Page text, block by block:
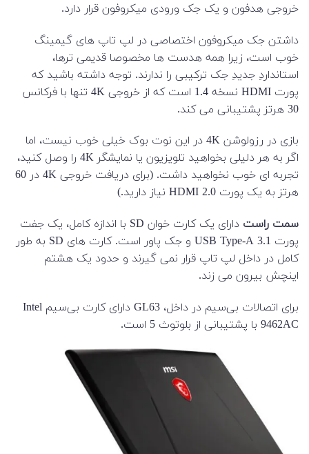
خروجی هدفون و یک جک ورودی میکروفون قرار دارد.
داشتن جک میکروفون اختصاصی در لپ تاپ های گیمینگ
خوب است، زیرا همه هدست ها مخصوصا قدیمی ترها،
استانداردِ جدیدِ جک ترکیبی را ندارند. توجه داشته باشید که
پورت HDMI نسخه 1.4 است که از خروجی 4K تنها با فرکانس
30 هرتز پشتیبانی می کند.
بازی در رزولوشن 4K در این نوت بوک خیلی خوب نیست، اما
اگر به هر دلیلی بخواهید تلویزیون یا نمایشگر 4K را وصل کنید،
تجربه ای خوب نخواهید داشت. (برای دریافت خروجی 4K در 60
هرتز به یک پورت HDMI 2.0 نیاز دارید.)
سمت راست
دارای یک کارت خوان SD با اندازه کامل، یک جفت
پورت USB Type-A 3.1 و جک پاور است. کارت های SD به طور
کامل در داخل لپ تاپ قرار نمی گیرند و حدود یک هشتم
اینچش بیرون می زند.
برای اتصالات بی‌سیم در داخل، GL63 دارای کارت بی‌سیم Intel
9462AC با پشتیبانی از بلوتوث 5 است.